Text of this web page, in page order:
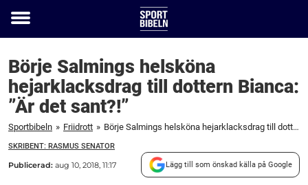
Toggle
Börje Salmings helsköna
hejarklacksdrag till dottern Bianca:
”Är det sant?!”
Sportbibeln » Friidrott » Börje Salmings helsköna hejarklacksdrag till dottern Bianca: "Är det sant?!"
SKRIBENT: RASMUS SENATOR
Publicerad: aug 10, 2018, 11:17 Lägg till som önskad källa på Google